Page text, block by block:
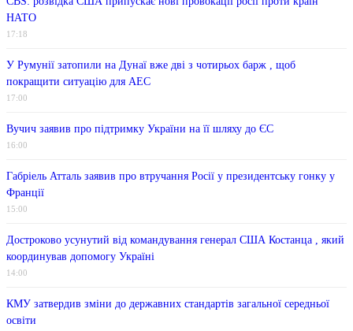
НАТО
17:18
У Румунії затопили на Дунаї вже дві з чотирьох барж , щоб
покращити ситуацію для АЕС
17:00
Вучич заявив про підтримку України на її шляху до ЄС
16:00
Габріель Атталь заявив про втручання Росії у президентську гонку у
Франції
15:00
Достроково усунутий від командування генерал США Костанца , який
координував допомогу Україні
14:00
КМУ затвердив зміни до державних стандартів загальної середньої
освіти